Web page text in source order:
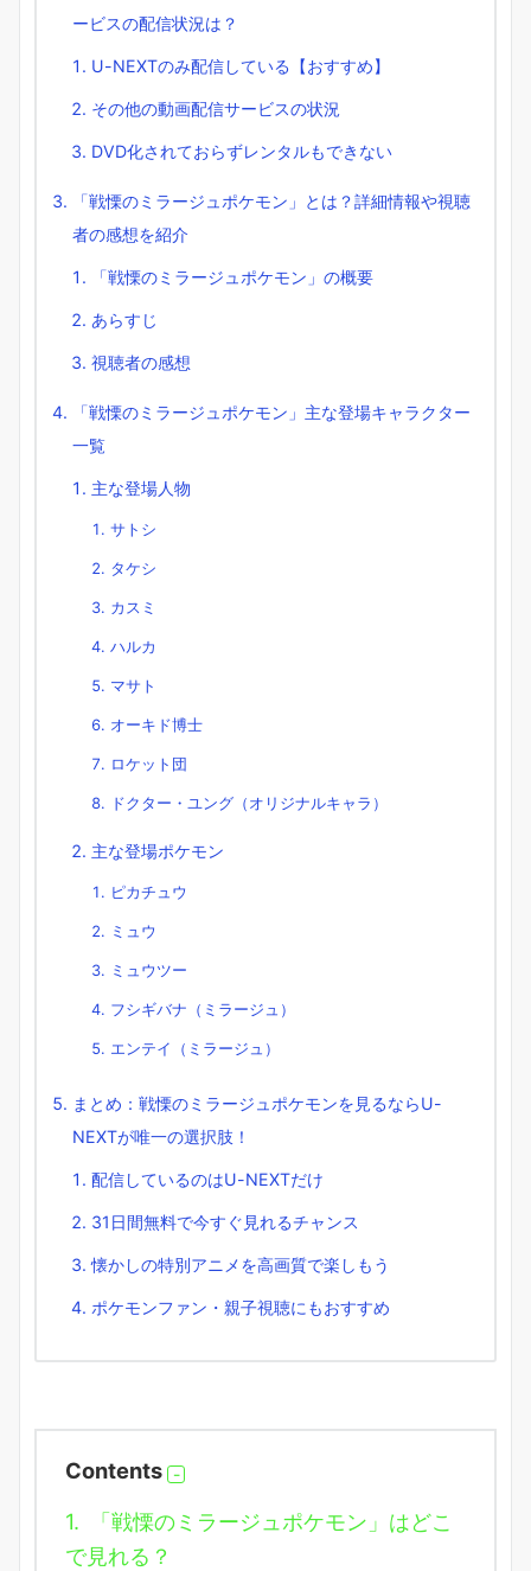
ービスの配信状況は？
U-NEXTのみ配信している【おすすめ】
その他の動画配信サービスの状況
DVD化されておらずレンタルもできない
「戦慄のミラージュポケモン」とは？詳細情報や視聴
者の感想を紹介
「戦慄のミラージュポケモン」の概要
あらすじ
視聴者の感想
「戦慄のミラージュポケモン」主な登場キャラクター
一覧
主な登場人物
サトシ
タケシ
カスミ
ハルカ
マサト
オーキド博士
ロケット団
ドクター・ユング（オリジナルキャラ）
主な登場ポケモン
ピカチュウ
ミュウ
ミュウツー
フシギバナ（ミラージュ）
エンテイ（ミラージュ）
まとめ：戦慄のミラージュポケモンを見るならU-
NEXTが唯一の選択肢！
配信しているのはU-NEXTだけ
31日間無料で今すぐ見れるチャンス
懐かしの特別アニメを高画質で楽しもう
ポケモンファン・親子視聴にもおすすめ
Contents
1.
「戦慄のミラージュポケモン」はどこ
で見れる？